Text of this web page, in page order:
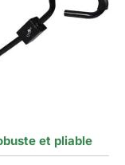
et pliable